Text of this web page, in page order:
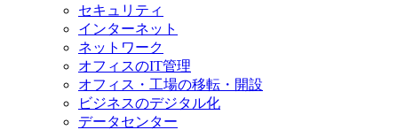
セキュリティ
インターネット
ネットワーク
オフィスのIT管理
オフィス・工場の移転・開設
ビジネスのデジタル化
データセンター